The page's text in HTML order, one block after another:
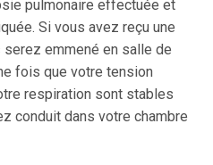
pulmonaire effectuée et
Si vous avez reçu une
emmené en salle de
fois que votre tension
respiration sont stables
conduit dans votre chambre